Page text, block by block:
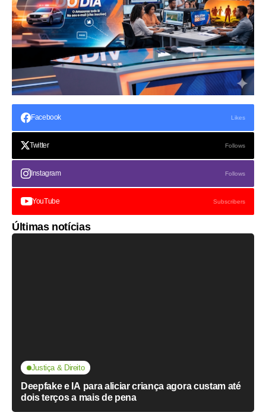
Facebook Likes
Twitter Follows
Instagram Follows
YouTube Subscribers
Últimas notícias
Justiça & Direito
Deepfake e IA para aliciar criança agora custam até
dois terços a mais de pena